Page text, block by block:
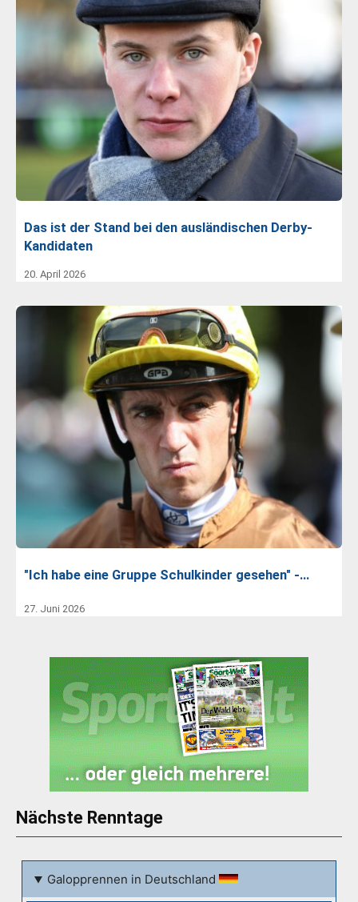
Das ist der Stand bei den ausländischen Derby-
Kandidaten
20. April 2026
"Ich habe eine Gruppe Schulkinder gesehen" -…
27. Juni 2026
Nächste Renntage
Galopprennen in Deutschland